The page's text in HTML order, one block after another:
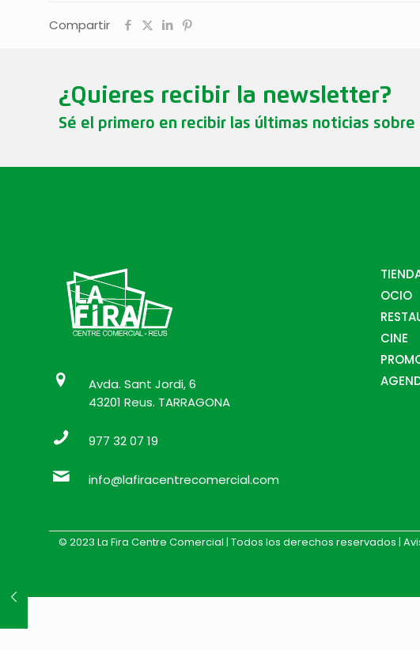
Compartir
¿Quieres recibir la newsletter?
Sé el primero en recibir las últimas noticias sobre
Avda. Sant Jordi, 6
43201 Reus. TARRAGONA
977 32 07 19
info@lafiracentrecomercial.com
OCIO
CINE
© 2023 La Fira Centre Comercial | Todos los derechos reservados |